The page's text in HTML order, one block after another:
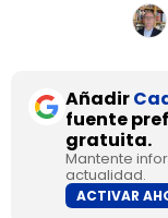
Añadir
fuente
gratuita.
Mantente
actualidad.
ACTIVAR